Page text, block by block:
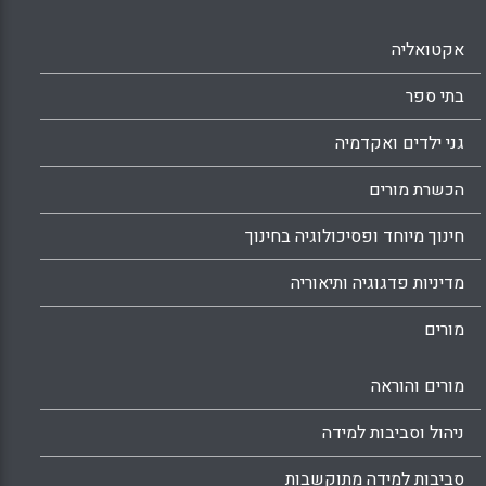
WhatsApp
Facebook
Email
X
אקטואליה
בתי ספר
גני ילדים ואקדמיה
הכשרת מורים
חינוך מיוחד ופסיכולוגיה בחינוך
מדיניות פדגוגיה ותיאוריה
מורים
מורים והוראה
ניהול וסביבות למידה
סביבות למידה מתוקשבות